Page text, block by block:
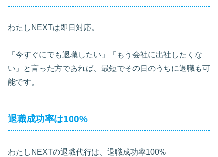
わたしNEXTは即日対応。
「今すぐにでも退職したい」「もう会社に出社したくな
い」と言った方であれば、最短でその日のうちに退職も可
能です。
退職成功率は100%
わたしNEXTの退職代行は、退職成功率100%